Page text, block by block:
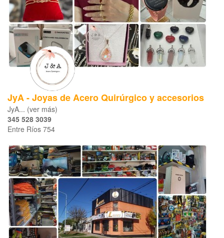
JyA - Joyas de Acero Quirúrgico y accesorios
JyA... (ver más)
345 528 3039
Entre Ríos 754